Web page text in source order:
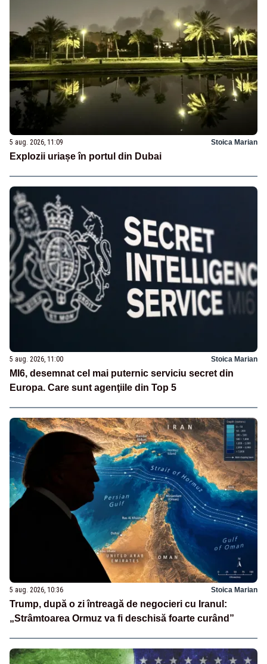
5 aug. 2026, 11:09 Stoica Marian
Explozii uriașe în portul din Dubai
5 aug. 2026, 11:00 Stoica Marian
MI6, desemnat cel mai puternic serviciu secret din
Europa. Care sunt agenţiile din Top 5
5 aug. 2026, 10:36 Stoica Marian
Trump, după o zi întreagă de negocieri cu Iranul:
„Strâmtoarea Ormuz va fi deschisă foarte curând”